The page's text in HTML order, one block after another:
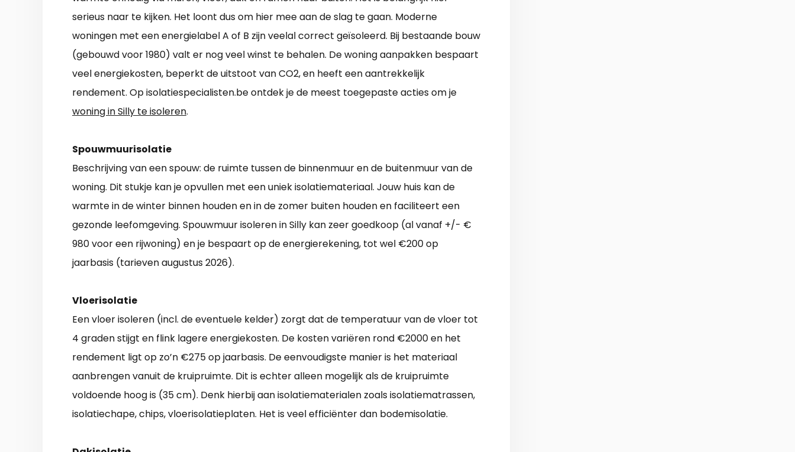
serieus naar te kijken. Het loont dus om hier mee aan de slag te gaan. Moderne
woningen met een energielabel A of B zijn veelal correct geïsoleerd. Bij bestaande bouw
(gebouwd voor 1980) valt er nog veel winst te behalen. De woning aanpakken bespaart
veel energiekosten, beperkt de uitstoot van CO2, en heeft een aantrekkelijk
rendement. Op isolatiespecialisten.be ontdek je de meest toegepaste acties om je
woning in Silly te isoleren.
Spouwmuurisolatie
Beschrijving van een spouw: de ruimte tussen de binnenmuur en de buitenmuur van de
woning. Dit stukje kan je opvullen met een uniek isolatiemateriaal. Jouw huis kan de
warmte in de winter binnen houden en in de zomer buiten houden en faciliteert een
gezonde leefomgeving. Spouwmuur isoleren in Silly kan zeer goedkoop (al vanaf +/- €
980 voor een rijwoning) en je bespaart op de energierekening, tot wel €200 op
jaarbasis (tarieven augustus 2026).
Vloerisolatie
Een vloer isoleren (incl. de eventuele kelder) zorgt dat de temperatuur van de vloer tot
4 graden stijgt en flink lagere energiekosten. De kosten variëren rond €2000 en het
rendement ligt op zo’n €275 op jaarbasis. De eenvoudigste manier is het materiaal
aanbrengen vanuit de kruipruimte. Dit is echter alleen mogelijk als de kruipruimte
voldoende hoog is (35 cm). Denk hierbij aan isolatiematerialen zoals isolatiematrassen,
isolatiechape, chips, vloerisolatieplaten. Het is veel efficiënter dan bodemisolatie.